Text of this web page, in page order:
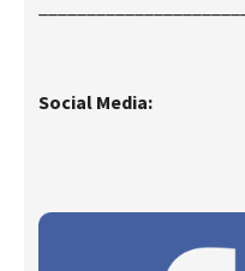
Social Media: